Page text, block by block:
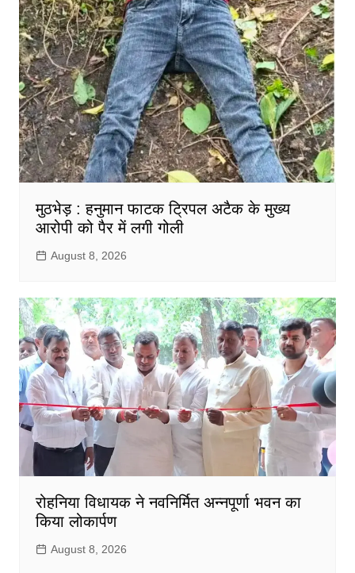
मुठभेड़ : हनुमान फाटक ट्रिपल अटैक के मुख्य
आरोपी को पैर में लगी गोली
August 8, 2026
रोहनिया विधायक ने नवनिर्मित अन्नपूर्णा भवन का
किया लोकार्पण
August 8, 2026